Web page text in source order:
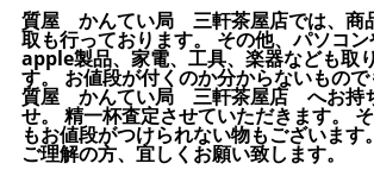
質屋 かんてい局 三軒茶屋店では、商
取も行っております。 その他、パソコン
apple製品、家電、工具、楽器なども取
す。 お値段が付くのか分からないもの
質屋 かんてい局 三軒茶屋店 へお持
せ。 精一杯査定させていただきます。
もお値段がつけられない物もございます
ご理解の方、宜しくお願い致します。